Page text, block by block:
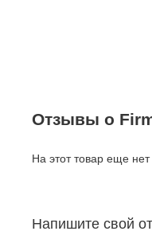
Отзывы о
На этот товар еще
Напишите свой